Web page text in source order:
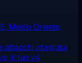
Medio Oriente,
attacchi integrata
il tuo v4